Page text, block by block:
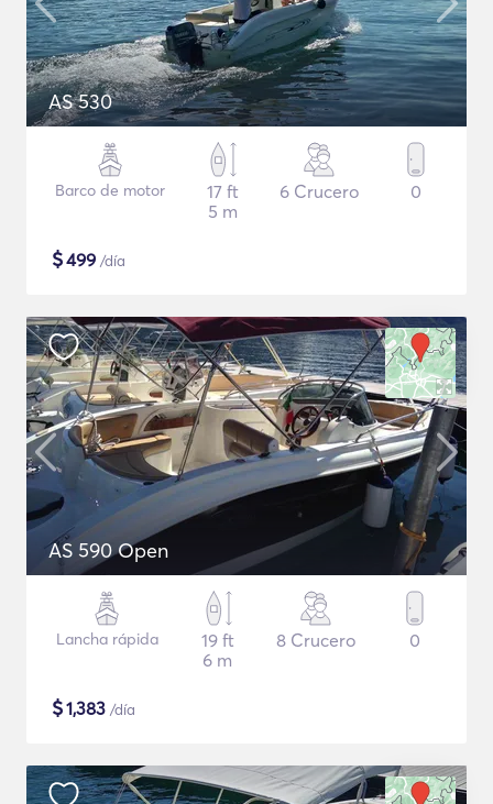
AS 530
Barco de motor
17 ft
5 m
6 Crucero 0
$499 /día
AS 590 Open
Lancha rápida
19 ft
6 m
8 Crucero 0
$1,383 /día